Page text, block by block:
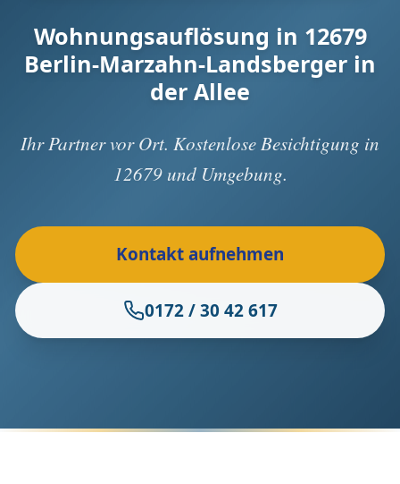
Wohnungsauflösung in 12679
Berlin-Marzahn-Landsberger in
der Allee
Ihr Partner vor Ort. Kostenlose Besichtigung in
12679 und Umgebung.
Kontakt aufnehmen
0172 / 30 42 617